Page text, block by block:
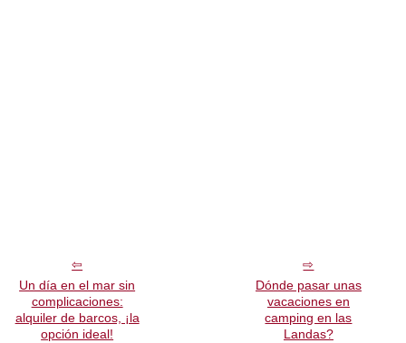
Un día en el mar sin
complicaciones:
alquiler de barcos, ¡la
opción ideal!
Dónde pasar unas
vacaciones en
camping en las
Landas?